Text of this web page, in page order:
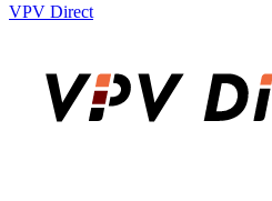
VPV Direct